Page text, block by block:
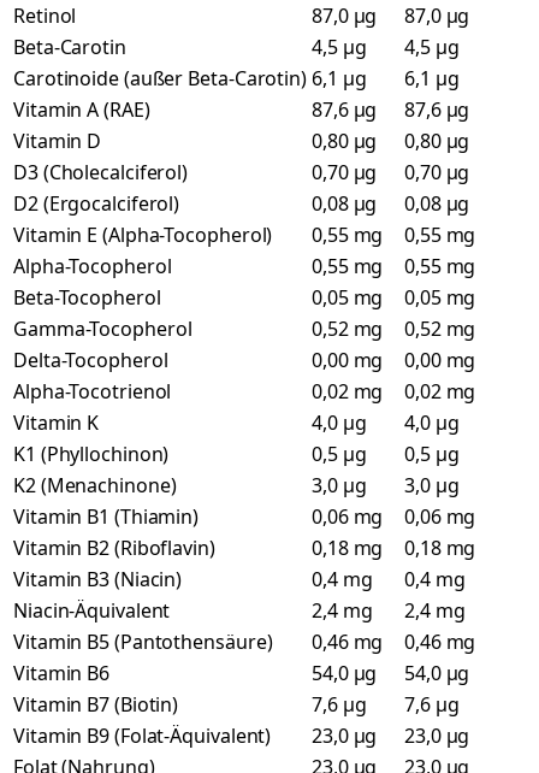
Retinol
87,0 µg
87,0 µg
Beta-Carotin
4,5 µg
4,5 µg
Carotinoide (außer Beta-Carotin) 6,1 µg
6,1 µg
Vitamin A (RAE)
87,6 µg
87,6 µg
Vitamin D
0,80 µg
0,80 µg
D3 (Cholecalciferol)
0,70 µg
0,70 µg
D2 (Ergocalciferol)
0,08 µg
0,08 µg
Vitamin E (Alpha-Tocopherol)
0,55 mg
0,55 mg
Alpha-Tocopherol
0,55 mg
0,55 mg
Beta-Tocopherol
0,05 mg
0,05 mg
Gamma-Tocopherol
0,52 mg
0,52 mg
Delta-Tocopherol
0,00 mg
0,00 mg
Alpha-Tocotrienol
0,02 mg
0,02 mg
Vitamin K
4,0 µg
4,0 µg
K1 (Phyllochinon)
0,5 µg
0,5 µg
K2 (Menachinone)
3,0 µg
3,0 µg
Vitamin B1 (Thiamin)
0,06 mg
0,06 mg
Vitamin B2 (Riboflavin)
0,18 mg
0,18 mg
Vitamin B3 (Niacin)
0,4 mg
0,4 mg
Niacin-Äquivalent
2,4 mg
2,4 mg
Vitamin B5 (Pantothensäure)
0,46 mg
0,46 mg
Vitamin B6
54,0 µg
54,0 µg
Vitamin B7 (Biotin)
7,6 µg
7,6 µg
Vitamin B9 (Folat-Äquivalent)
23,0 µg
23,0 µg
Folat (Nahrung)
23,0 µg
23,0 µg